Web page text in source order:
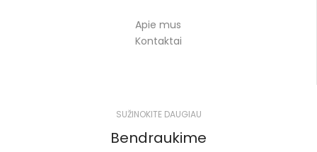
Apie mus
Kontaktai
SUŽINOKITE DAUGIAU
Bendraukime